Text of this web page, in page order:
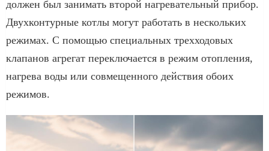
должен был занимать второй нагревательный прибор.
Двухконтурные котлы могут работать в нескольких
режимах. С помощью специальных трехходовых
клапанов агрегат переключается в режим отопления,
нагрева воды или совмещенного действия обоих
режимов.